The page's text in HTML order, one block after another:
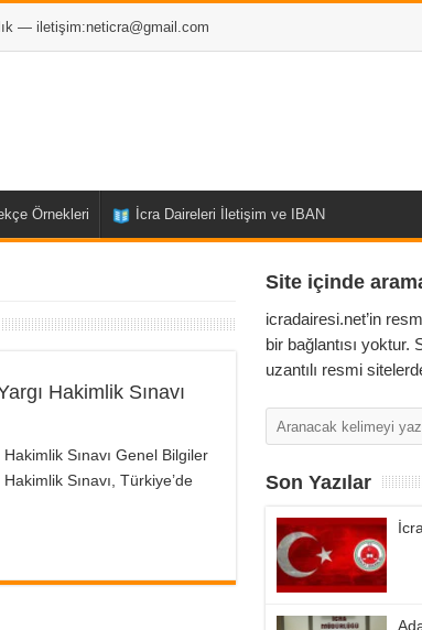
— iletişim:neticra@gmail.com
Örnekleri İcra Daireleri İletişim ve IBAN
Hakimlik Sınavı
Sınavı Genel Bilgiler
Sınavı, Türkiye’de
Site içinde
icradairesi.net’in
bir bağlantısı yoktur.
uzantılı resmi
Son Yazılar